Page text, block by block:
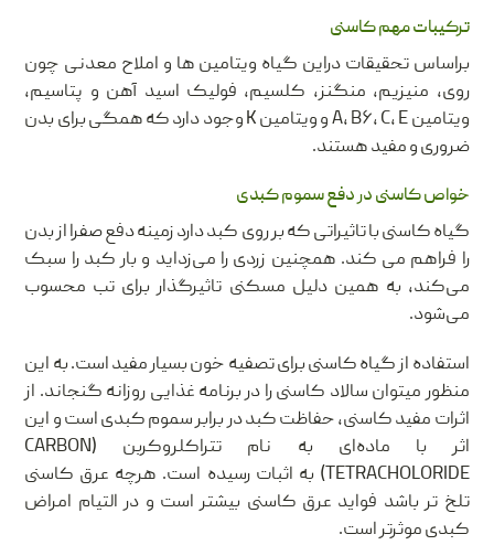
ترکیبات مهم کاسنی
براساس تحقیقات دراین گیاه ویتامین ها و املاح معدنی چون
روی، منیزیم، منگنز، کلسیم، فولیک اسید آهن و پتاسیم،
ویتامین A، B۶، C، E و ویتامین K وجود دارد که همگی برای بدن
ضروری و مفید هستند.
خواص کاسنی در دفع سموم کبدی
گیاه کاسنی با تاثیراتی که بر روی کبد دارد زمینه دفع صفرا از بدن
را فراهم می کند. همچنین زردی را می‌زداید و بار کبد را سبک
می‌کند، به همین دلیل مسکنی تاثیرگذار برای تب محسوب
می‌شود.
استفاده از گیاه کاسنی برای تصفیه خون بسیار مفید است. به این
منظور میتوان سالاد کاسنی را در برنامه غذایی روزانه گنجاند. از
اثرات مفید کاسنی، حفاظت کبد در برابر سموم کبدی است و این
اثر با ماده‌ای به نام تتراکلروکربن (CARBON
TETRACHOLORIDE) به اثبات رسیده است. هرچه عرق کاسنی
تلخ تر باشد فواید عرق کاسنی بیشتر است و در التیام امراض
کبدی موثرتر است.